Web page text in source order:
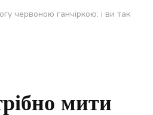
червоною ганчіркою: і ви так
мити